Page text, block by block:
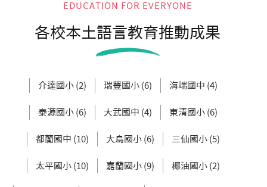
EDUCATION FOR EVERYONE
各校本土語言教育推動成果
介達國小 (2) 瑞豐國小 (6) 海端國中 (4)
泰源國小 (6) 大武國中 (4) 東清國小 (6)
都蘭國中 (10) 大鳥國小 (6) 三仙國小 (5)
太平國小 (10) 嘉蘭國小 (9) 椰油國小 (2)